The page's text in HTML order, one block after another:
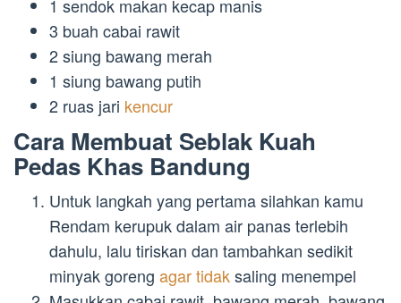
1 sendok makan kecap manis
3 buah cabai rawit
2 siung bawang merah
1 siung bawang putih
2 ruas jari kencur
Cara Membuat Seblak Kuah
Pedas Khas Bandung
Untuk langkah yang pertama silahkan kamu
Rendam kerupuk dalam air panas terlebih
dahulu, lalu tiriskan dan tambahkan sedikit
minyak goreng agar tidaksaling menempel